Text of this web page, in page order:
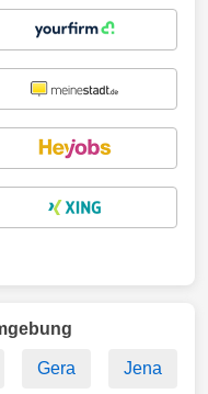
Gera Jena